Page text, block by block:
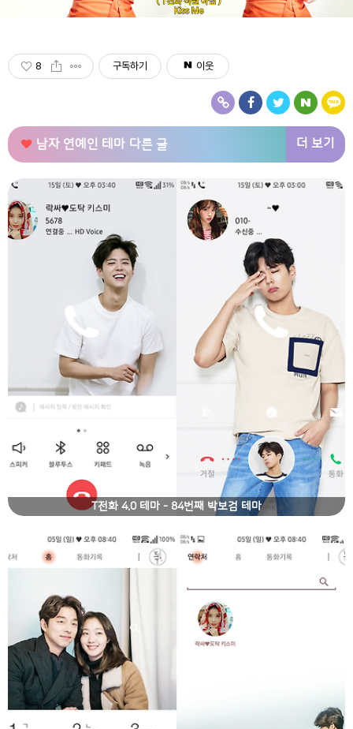
8 구독하기 이웃
남자 연예인 테마 다른 글 더 보기
T전화 4.0 테마 - 84번째 박보검 테마